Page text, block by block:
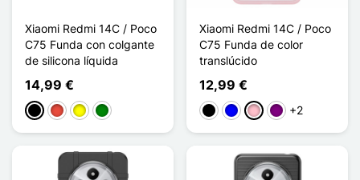
Xiaomi Redmi 14C / Poco
C75 Funda con colgante
de silicona líquida
14,99 €
NegroRojoAmarillo
Verde
Xiaomi Redmi 14C / Poco
C75 Funda de color
translúcido
12,99 €
Noir Transparent
Bleu Transparent
Rose Transparent
Violet
+2